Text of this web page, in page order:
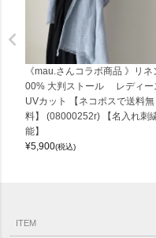
《mau.さんコラボ商品 》リネ
00% 大判ストール レディー
UVカット 【ネコポスで送料無
料】 (08000252r) 【名入れ刺
能】
¥5,900(税込)
ITEM